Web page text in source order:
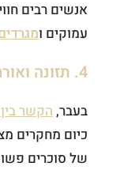
אנשים רבים
עמוקים ו
4. תזונה ואורח חיים
בעבר,הקשר
כיום מחקרים
של סוכרים